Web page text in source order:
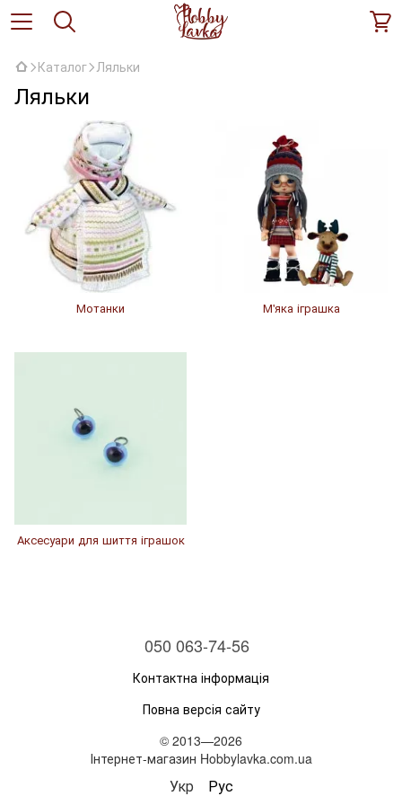
Каталог Ляльки
Ляльки
Мотанки М'яка іграшка
Аксесуари для шиття іграшок
050 063-74-56
Контактна інформація
Повна версія сайту
© 2013—2026
Інтернет-магазин Hobbylavka.com.ua
Укр Рус